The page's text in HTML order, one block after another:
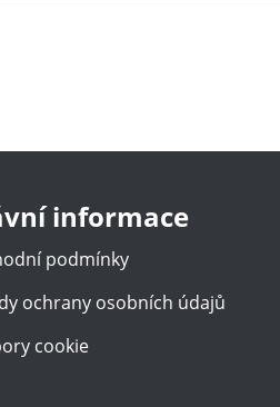
informace
podmínky
ochrany osobních údajů
cookie